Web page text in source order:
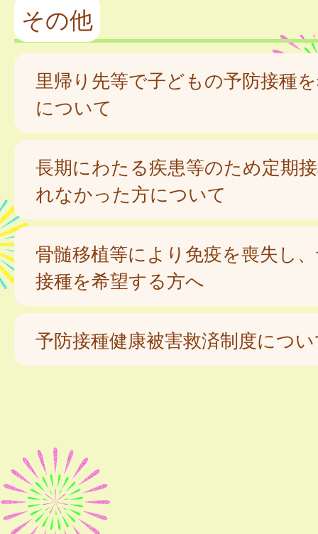
その他
里帰り先等で子どもの予防接種
について
長期にわたる疾患等のため定期
れなかった方について
骨髄移植等により免疫を喪失し
接種を希望する方へ
予防接種健康被害救済制度につ